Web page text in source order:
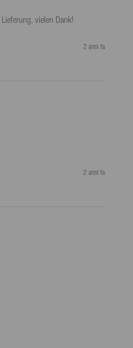
vielen Dank!
2 anni fa
2 anni fa